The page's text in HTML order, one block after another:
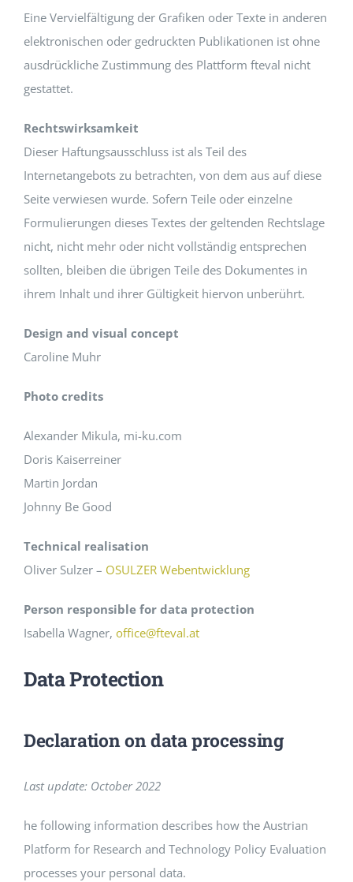
Eine Vervielfältigung der Grafiken oder Texte in anderen
elektronischen oder gedruckten Publikationen ist ohne
ausdrückliche Zustimmung des Plattform fteval nicht
gestattet.
Rechtswirksamkeit
Dieser Haftungsausschluss ist als Teil des
Internetangebots zu betrachten, von dem aus auf diese
Seite verwiesen wurde. Sofern Teile oder einzelne
Formulierungen dieses Textes der geltenden Rechtslage
nicht, nicht mehr oder nicht vollständig entsprechen
sollten, bleiben die übrigen Teile des Dokumentes in
ihrem Inhalt und ihrer Gültigkeit hiervon unberührt.
Design and visual concept
Caroline Muhr
Photo credits
Alexander Mikula, mi-ku.com
Doris Kaiserreiner
Martin Jordan
Johnny Be Good
Technical realisation
Oliver Sulzer – OSULZER Webentwicklung
Person responsible for data protection
Isabella Wagner, office@fteval.at
Data Protection
Declaration on data processing
Last update: October 2022
he following information describes how the Austrian
Platform for Research and Technology Policy Evaluation
processes your personal data.